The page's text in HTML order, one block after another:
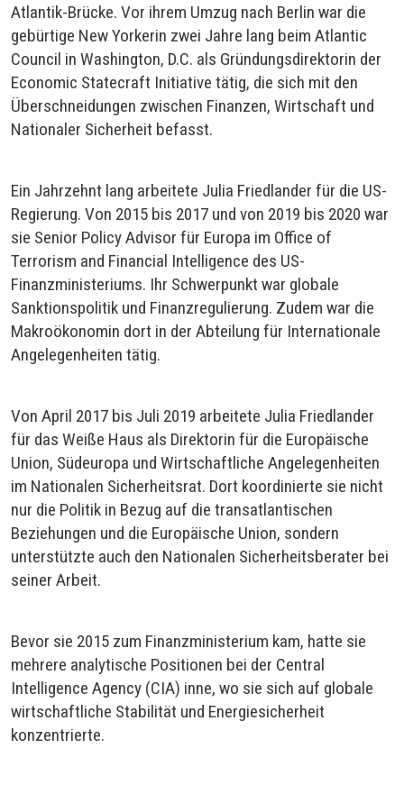
Atlantik-Brücke. Vor ihrem Umzug nach Berlin war die
gebürtige New Yorkerin zwei Jahre lang beim Atlantic
Council in Washington, D.C. als Gründungsdirektorin der
Economic Statecraft Initiative tätig, die sich mit den
Überschneidungen zwischen Finanzen, Wirtschaft und
Nationaler Sicherheit befasst.
Ein Jahrzehnt lang arbeitete Julia Friedlander für die US-
Regierung. Von 2015 bis 2017 und von 2019 bis 2020 war
sie Senior Policy Advisor für Europa im Office of
Terrorism and Financial Intelligence des US-
Finanzministeriums. Ihr Schwerpunkt war globale
Sanktionspolitik und Finanzregulierung. Zudem war die
Makroökonomin dort in der Abteilung für Internationale
Angelegenheiten tätig.
Von April 2017 bis Juli 2019 arbeitete Julia Friedlander
für das Weiße Haus als Direktorin für die Europäische
Union, Südeuropa und Wirtschaftliche Angelegenheiten
im Nationalen Sicherheitsrat. Dort koordinierte sie nicht
nur die Politik in Bezug auf die transatlantischen
Beziehungen und die Europäische Union, sondern
unterstützte auch den Nationalen Sicherheitsberater bei
seiner Arbeit.
Bevor sie 2015 zum Finanzministerium kam, hatte sie
mehrere analytische Positionen bei der Central
Intelligence Agency (CIA) inne, wo sie sich auf globale
wirtschaftliche Stabilität und Energiesicherheit
konzentrierte.